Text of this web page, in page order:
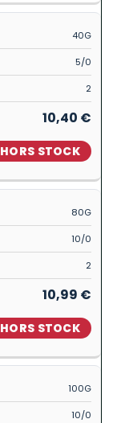
40G
5/0
2
10,40 €
HORS STOCK
80G
10/0
2
10,99 €
HORS STOCK
100G
10/0